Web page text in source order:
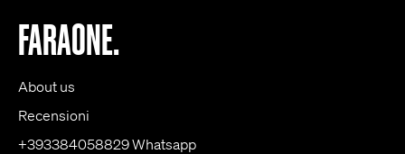
FARAONE.
About us
Recensioni
+393384058829 Whatsapp